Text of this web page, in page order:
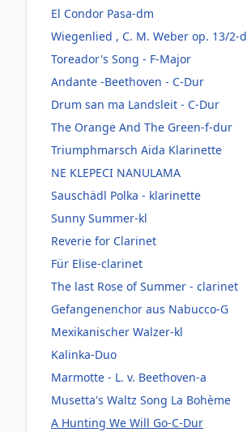
El Condor Pasa-dm
Wiegenlied , C. M. Weber op. 13/2-d
Toreador's Song - F-Major
Andante -Beethoven - C-Dur
Drum san ma Landsleit - C-Dur
The Orange And The Green-f-dur
Triumphmarsch Aida Klarinette
NE KLEPECI NANULAMA
Sauschädl Polka - klarinette
Sunny Summer-kl
Reverie for Clarinet
Für Elise-clarinet
The last Rose of Summer - clarinet
Gefangenenchor aus Nabucco-G
Mexikanischer Walzer-kl
Kalinka-Duo
Marmotte - L. v. Beethoven-a
Musetta's Waltz Song La Bohème
A Hunting We Will Go-C-Dur